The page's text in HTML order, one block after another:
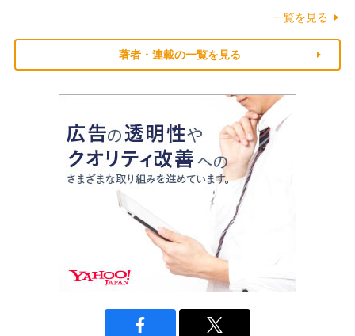
一覧を見る
著者・連載の一覧を見る